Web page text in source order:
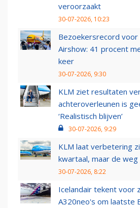
veroorzaakt
30-07-2026, 10:23
Bezoekersrecord voor
Airshow: 41 procent
keer
30-07-2026, 9:30
KLM ziet resultaten
achteroverleunen is
‘Realistisch blijven’
30-07-2026, 9:29
KLM laat verbetering
kwartaal, maar de weg
30-07-2026, 8:22
Icelandair tekent voor
A320neo's om laatste